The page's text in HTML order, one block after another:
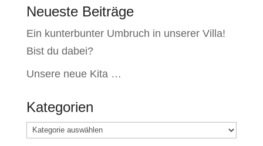
Neueste Beiträge
Ein kunterbunter Umbruch in unserer Villa!
Bist du dabei?
Unsere neue Kita …
Kategorien
Kategorien